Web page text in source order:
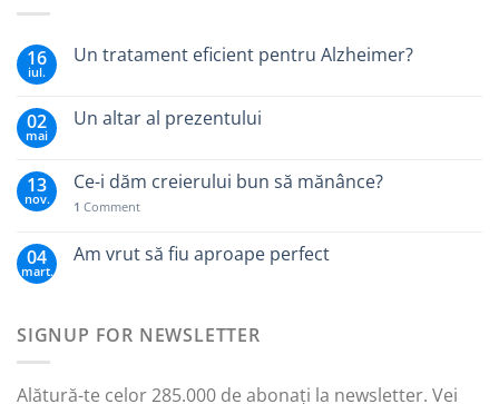
16
iul.
Un tratament eficient pentru Alzheimer?
02
mai
Un altar al prezentului
13
nov.
Ce-i dăm creierului bun să mănânce?
1 Comment
04
mart.
Am vrut să fiu aproape perfect
SIGNUP FOR NEWSLETTER
Alătură-te celor 285.000 de abonați la newsletter. Vei